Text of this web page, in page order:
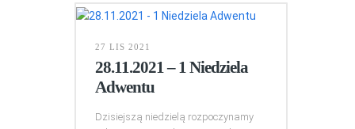
27 LIS 2021
28.11.2021 – 1 Niedziela
Adwentu
Dzisiejszą niedzielą rozpoczynamy